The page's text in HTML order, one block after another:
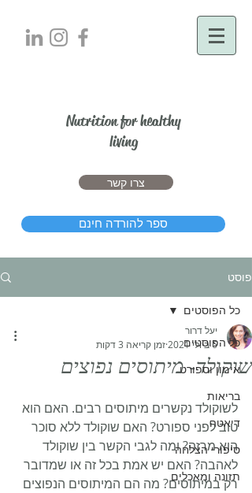
Nutrition for healthy
living
צרו קשר
ספר להורדה חינם
פוסט
כל הפוסטים
אימון וספורט
בריאות
דיאטה
סיפורי הצלחה
תזונה ומאכלים
כל הפוסטים
שוקולד- מיתוסים נפוצים
יעל דרור
6 ביולי 2021
זמן קריאה 3 דקות
לשוקולד נקשרים מיתוסים רבים. האם הוא
טוב לפני ספורט? האם שוקולד ללא סוכר
הוא מרזה? ומה לגבי הקשר בין שוקולד
לאהבה? האם יש אמת בכל זה או שמדובר
רק במיתוסים? מה הם המיתוסים הנפוצים